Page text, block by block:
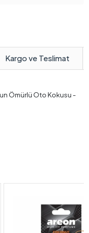
Kargo ve Teslimat
Ömürlü Oto Kokusu -